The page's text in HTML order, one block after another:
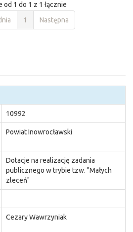
od 1 do 1 z 1 łącznie
1 Następna
10992
Powiat Inowrocławski
Dotacje na realizację zadania
publicznego w trybie tzw. "Małych
zleceń"
Cezary Wawrzyniak